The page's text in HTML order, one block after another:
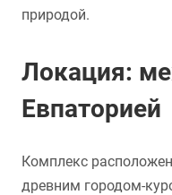
природой.
Локация:
Евпаторией
Комплекс
древним городом-